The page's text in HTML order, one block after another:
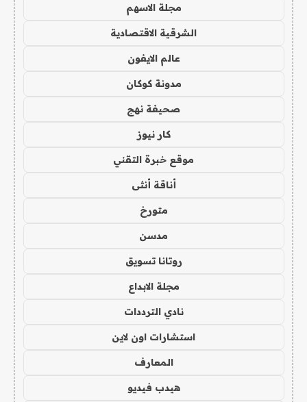
مجلة الاسهم
الشرقية الاقتصادية
عالم الايفون
مدونة كوكان
صحيفة نهج
كار نيوز
موقع خبرة التقني
أناقة أنثى
متورخ
مدسن
روتانا تسويق
مجلة الابداع
نادي الترددات
استشارات اون لاين
المعارف
هيدب فيديو